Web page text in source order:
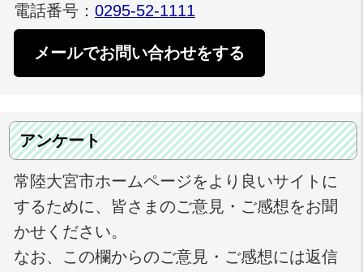
電話番号： 0295-52-1111
メールでお問い合わせをする
アンケート
常陸大宮市ホームページをより良いサイトに
するために、皆さまのご意見・ご感想をお聞
かせください。
なお、この欄からのご意見・ご感想には返信